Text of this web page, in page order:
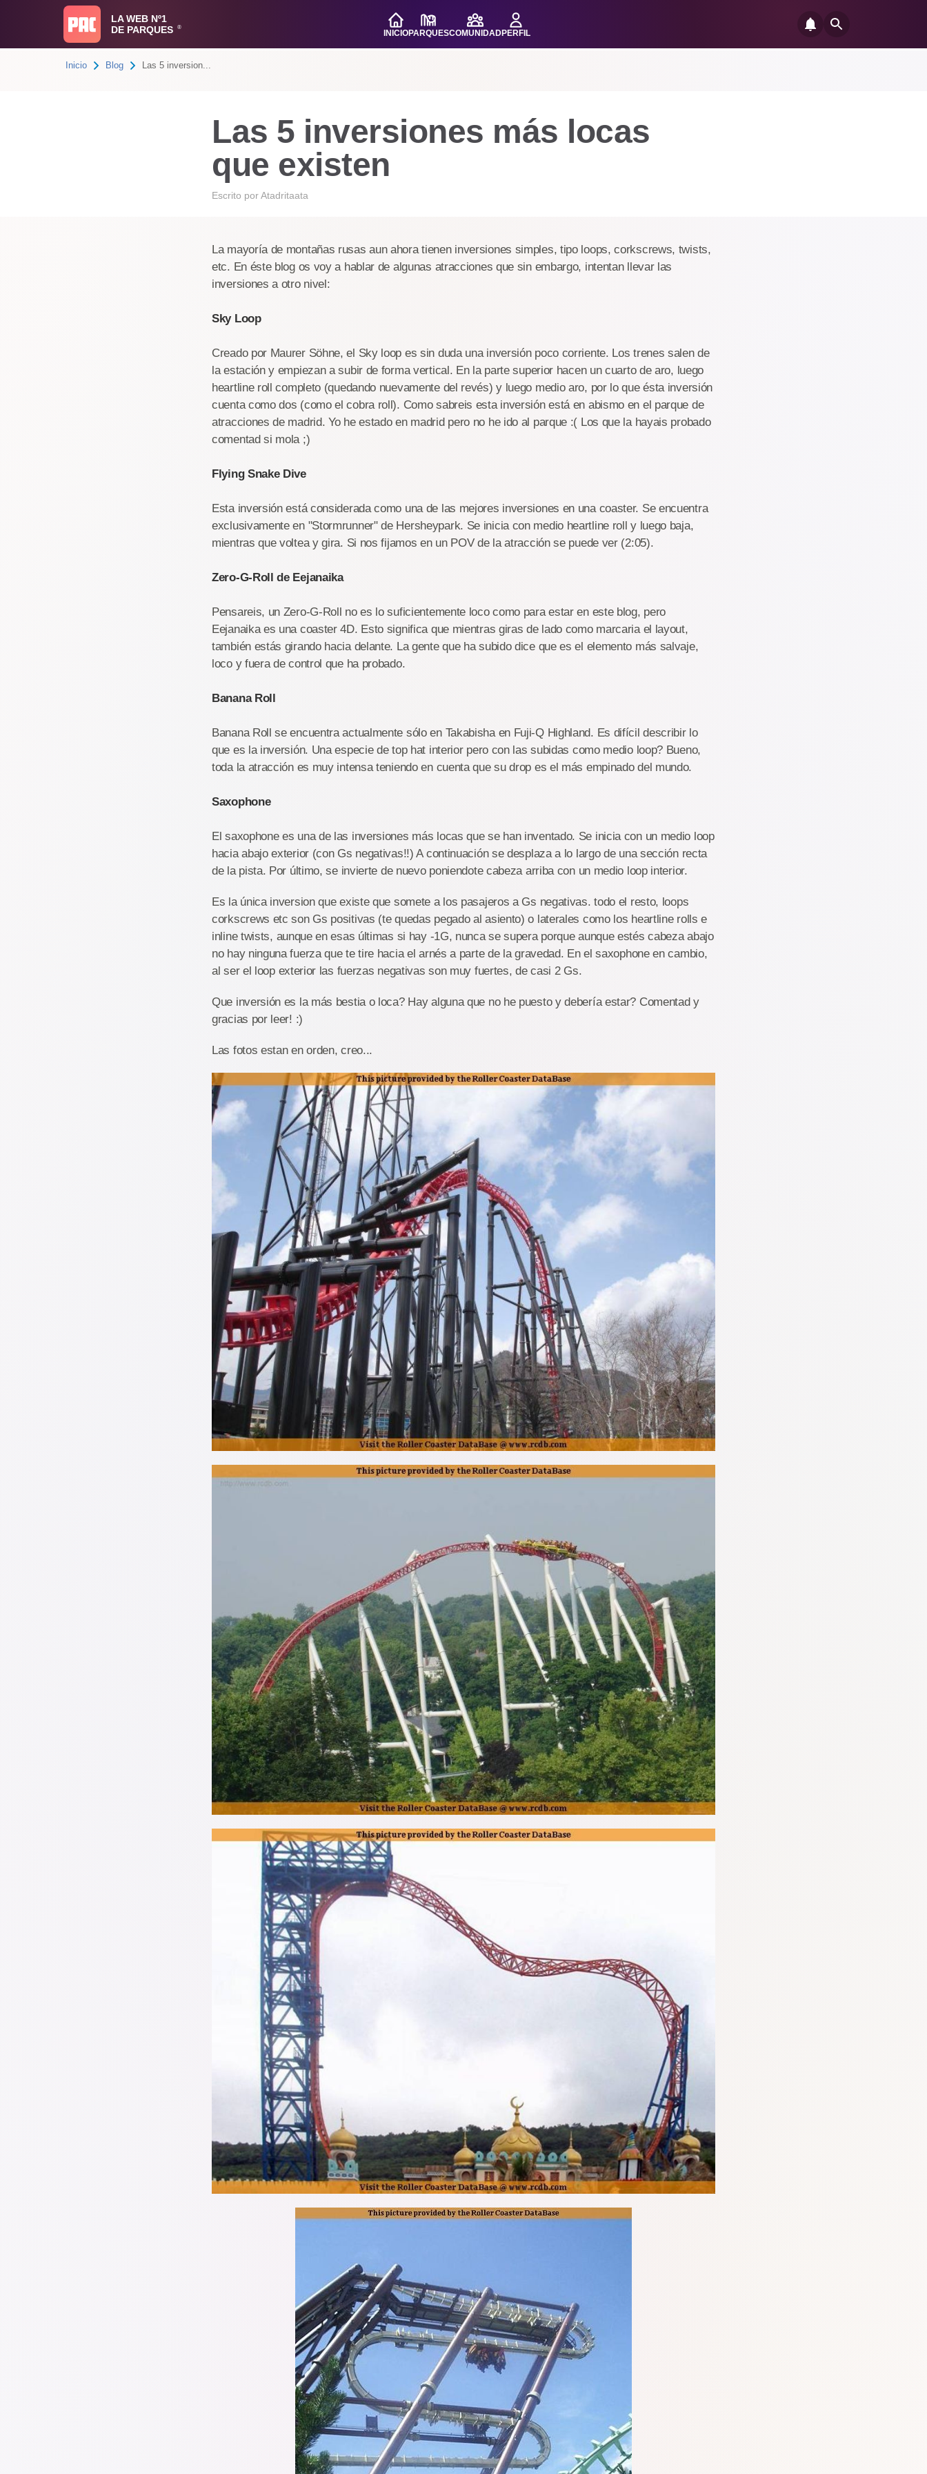
LA WEB Nº1
DE PARQUES
®
INICIOPARQUESCOMUNIDADPERFIL
Inicio Blog Las 5 inversion...
Las 5 inversiones más locas
que existen
Escrito porAtadritaata
La mayoría de montañas rusas aun ahora tienen inversiones simples, tipo loops, corkscrews, twists,
etc. En éste blog os voy a hablar de algunas atracciones que sin embargo, intentan llevar las
inversiones a otro nivel:
Sky Loop
Creado por Maurer Söhne, el Sky loop es sin duda una inversión poco corriente. Los trenes salen de
la estación y empiezan a subir de forma vertical. En la parte superior hacen un cuarto de aro, luego
heartline roll completo (quedando nuevamente del revés) y luego medio aro, por lo que ésta inversión
cuenta como dos (como el cobra roll). Como sabreis esta inversión está en abismo en el parque de
atracciones de madrid. Yo he estado en madrid pero no he ido al parque :( Los que la hayais probado
comentad si mola ;)
Flying Snake Dive
Esta inversión está considerada como una de las mejores inversiones en una coaster. Se encuentra
exclusivamente en "Stormrunner" de Hersheypark. Se inicia con medio heartline roll y luego baja,
mientras que voltea y gira. Si nos fijamos en un POV de la atracción se puede ver (2:05).
Zero-G-Roll de Eejanaika
Pensareis, un Zero-G-Roll no es lo suficientemente loco como para estar en este blog, pero
Eejanaika es una coaster 4D. Esto significa que mientras giras de lado como marcaria el layout,
también estás girando hacia delante. La gente que ha subido dice que es el elemento más salvaje,
loco y fuera de control que ha probado.
Banana Roll
Banana Roll se encuentra actualmente sólo en Takabisha en Fuji-Q Highland. Es difícil describir lo
que es la inversión. Una especie de top hat interior pero con las subidas como medio loop? Bueno,
toda la atracción es muy intensa teniendo en cuenta que su drop es el más empinado del mundo.
Saxophone
El saxophone es una de las inversiones más locas que se han inventado. Se inicia con un medio loop
hacia abajo exterior (con Gs negativas!!) A continuación se desplaza a lo largo de una sección recta
de la pista. Por último, se invierte de nuevo poniendote cabeza arriba con un medio loop interior.
Es la única inversion que existe que somete a los pasajeros a Gs negativas. todo el resto, loops
corkscrews etc son Gs positivas (te quedas pegado al asiento) o laterales como los heartline rolls e
inline twists, aunque en esas últimas si hay -1G, nunca se supera porque aunque estés cabeza abajo
no hay ninguna fuerza que te tire hacia el arnés a parte de la gravedad. En el saxophone en cambio,
al ser el loop exterior las fuerzas negativas son muy fuertes, de casi 2 Gs.
Que inversión es la más bestia o loca? Hay alguna que no he puesto y debería estar? Comentad y
gracias por leer! :)
Las fotos estan en orden, creo...